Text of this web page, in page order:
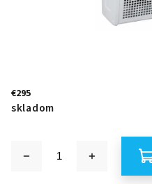
€295
skladom